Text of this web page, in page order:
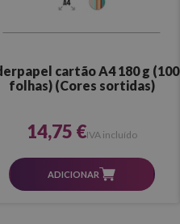
cartão A4 180 g (100
folhas) (Cores sortidas)
14,75 €IVA incluído
ADICIONAR